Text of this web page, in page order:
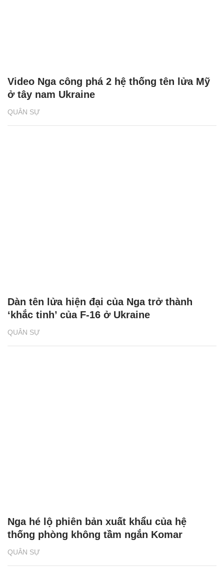
QUÂN SỰ
Video Nga công phá 2 hệ thống tên lửa Mỹ
ở tây nam Ukraine
QUÂN SỰ
Dàn tên lửa hiện đại của Nga trở thành
‘khắc tinh’ của F-16 ở Ukraine
QUÂN SỰ
Nga hé lộ phiên bản xuất khẩu của hệ
thống phòng không tầm ngắn Komar